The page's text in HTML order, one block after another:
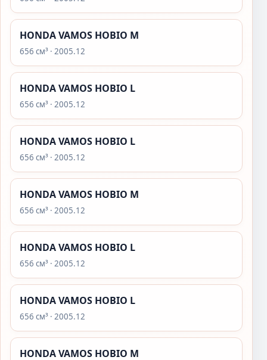
HONDA VAMOS HOBIO M
656 см³ · 2005.12
HONDA VAMOS HOBIO L
656 см³ · 2005.12
HONDA VAMOS HOBIO L
656 см³ · 2005.12
HONDA VAMOS HOBIO M
656 см³ · 2005.12
HONDA VAMOS HOBIO L
656 см³ · 2005.12
HONDA VAMOS HOBIO L
656 см³ · 2005.12
HONDA VAMOS HOBIO M